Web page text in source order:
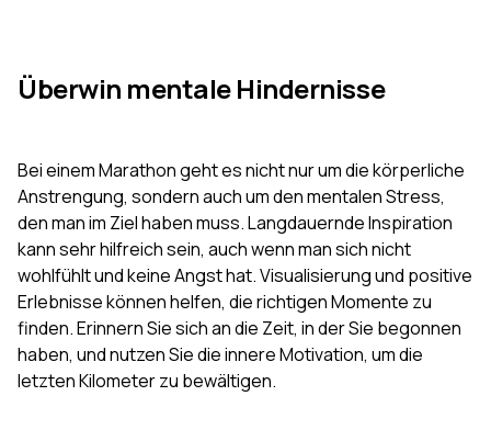
Überwin mentale Hindernisse
Bei einem Marathon geht es nicht nur um die körperliche
Anstrengung, sondern auch um den mentalen Stress,
den man im Ziel haben muss. Langdauernde Inspiration
kann sehr hilfreich sein, auch wenn man sich nicht
wohlfühlt und keine Angst hat. Visualisierung und positive
Erlebnisse können helfen, die richtigen Momente zu
finden. Erinnern Sie sich an die Zeit, in der Sie begonnen
haben, und nutzen Sie die innere Motivation, um die
letzten Kilometer zu bewältigen.